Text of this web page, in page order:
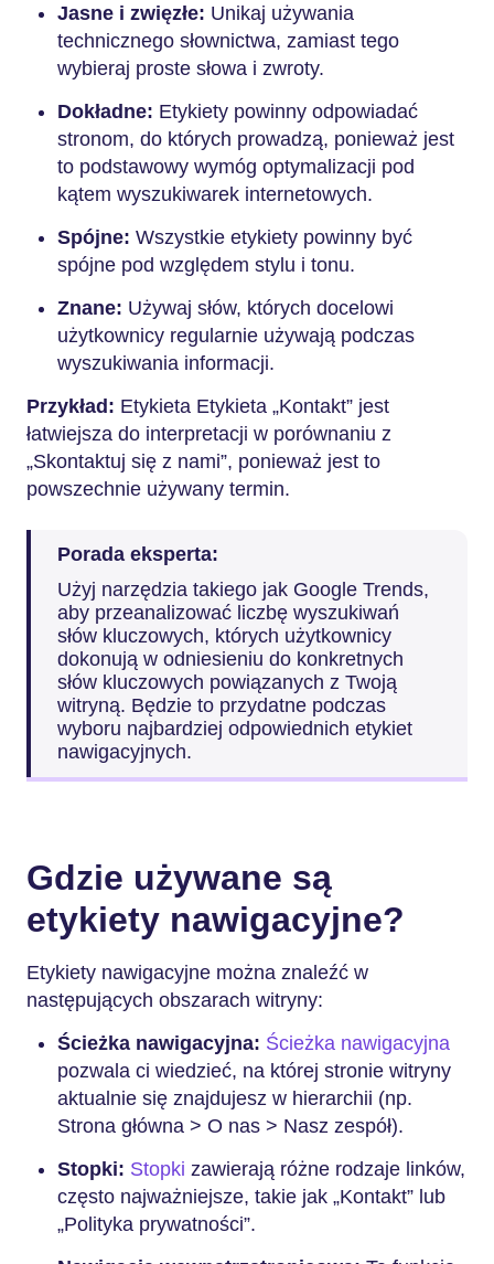
Jasne i zwięzłe: Unikaj używania
technicznego słownictwa, zamiast tego
wybieraj proste słowa i zwroty.
Dokładne: Etykiety powinny odpowiadać
stronom, do których prowadzą, ponieważ jest
to podstawowy wymóg optymalizacji pod
kątem wyszukiwarek internetowych.
Spójne: Wszystkie etykiety powinny być
spójne pod względem stylu i tonu.
Znane: Używaj słów, których docelowi
użytkownicy regularnie używają podczas
wyszukiwania informacji.
Przykład: Etykieta Etykieta „Kontakt” jest
łatwiejsza do interpretacji w porównaniu z
„Skontaktuj się z nami”, ponieważ jest to
powszechnie używany termin.
Porada eksperta:
Użyj narzędzia takiego jak Google Trends,
aby przeanalizować liczbę wyszukiwań
słów kluczowych, których użytkownicy
dokonują w odniesieniu do konkretnych
słów kluczowych powiązanych z Twoją
witryną. Będzie to przydatne podczas
wyboru najbardziej odpowiednich etykiet
nawigacyjnych.
Gdzie używane są
etykiety nawigacyjne?
Etykiety nawigacyjne można znaleźć w
następujących obszarach witryny:
Ścieżka nawigacyjna: Ścieżka nawigacyjna
pozwala ci wiedzieć, na której stronie witryny
aktualnie się znajdujesz w hierarchii (np.
Strona główna > O nas > Nasz zespół).
Stopki: Stopki zawierają różne rodzaje linków,
często najważniejsze, takie jak „Kontakt” lub
„Polityka prywatności”.